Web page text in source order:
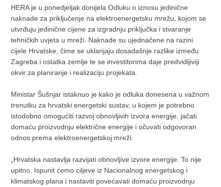
HERA je u ponedjeljak donijela Odluku o iznosu jedinične
naknade za priključenje na elektroenergetsku mrežu, kojom se
utvrđuju jedinične cijene za izgradnju priključka i stvaranje
tehničkih uvjeta u mreži. Naknade su ujednačene na razini
cijele Hrvatske, čime se uklanjaju dosadašnje razlike između
Zagreba i ostatka zemlje te se investitorima daje predvidljiviji
okvir za planiranje i realizaciju projekata.
Ministar Šušnjar istaknuo je kako je odluka donesena u važnom
trenutku za hrvatski energetski sustav, u kojem je potrebno
istodobno omogućiti razvoj obnovljivih izvora energije, jačati
domaću proizvodnju električne energije i očuvati odgovoran
odnos prema elektroenergetskoj mreži.
„Hrvatska nastavlja razvijati obnovljive izvore energije. To nije
upitno. Ispunit ćemo ciljeve iz Nacionalnog energetskog i
klimatskog plana i nastaviti povećavati domaću proizvodnju